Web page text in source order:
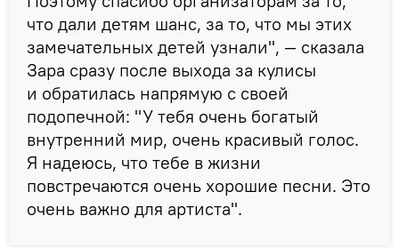
что дали детям шанс, за то, что мы этих
замечательных детей узнали", — сказала
Зара сразу после выхода за кулисы
и обратилась напрямую с своей
подопечной: "У тебя очень богатый
внутренний мир, очень красивый голос.
Я надеюсь, что тебе в жизни
повстречаются очень хорошие песни. Это
очень важно для артиста".